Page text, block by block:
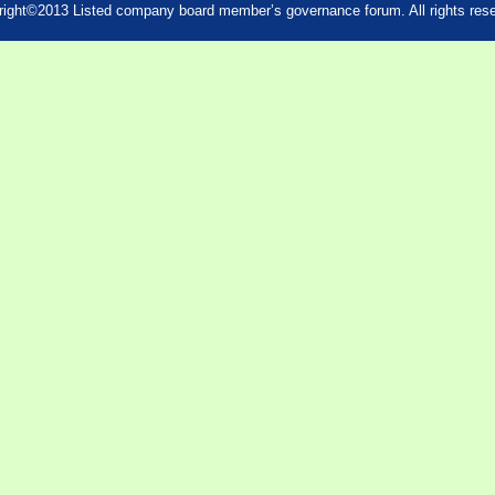
Listed company board member’s governance forum. All rights